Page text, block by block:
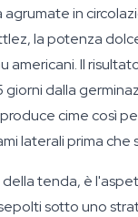
in
la potenza
americani. Il
giorni dalla
cime così
laterali prima che
tenda, è
sotto uno